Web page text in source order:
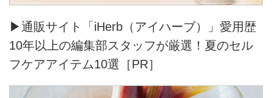
▶通販サイト「iHerb（アイハーブ）」愛用歴
10年以上の編集部スタッフが厳選！夏のセル
フケアアイテム10選［PR］